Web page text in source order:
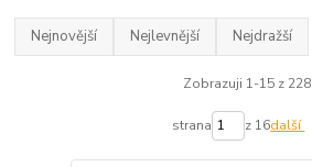
Nejnovější Nejlevnější Nejdražší
Zobrazuji 1-15 z 228
strana z 16další